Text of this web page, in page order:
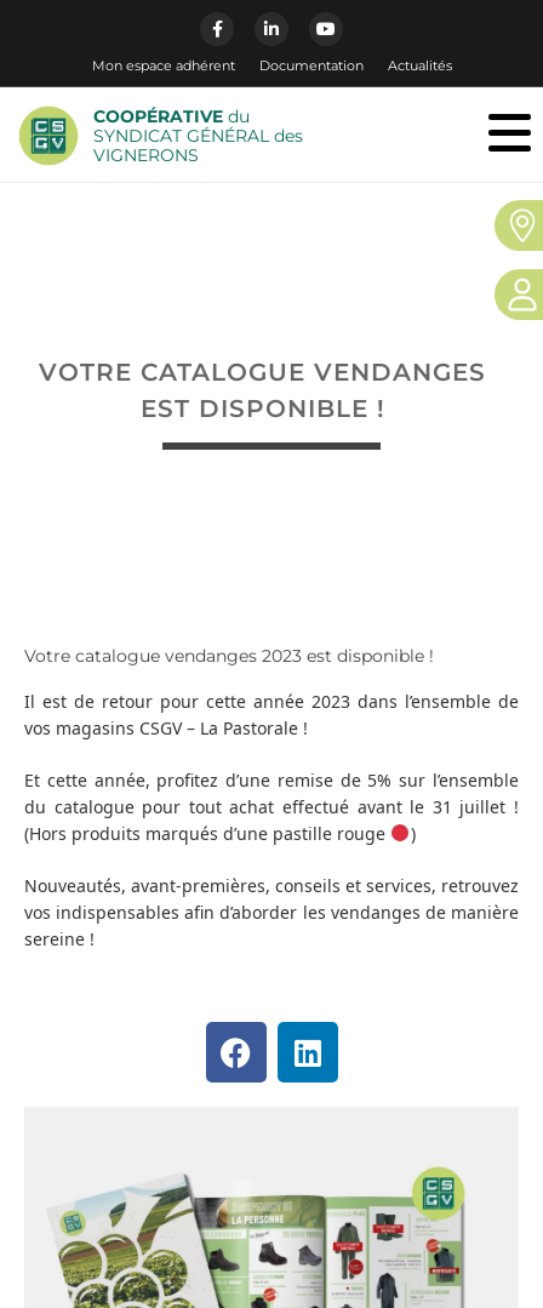
Mon espace adhérent Documentation Actualités
COOPÉRATIVE du
SYNDICAT GÉNÉRAL des
VIGNERONS
VOTRE CATALOGUE VENDANGES
EST DISPONIBLE !
Votre catalogue vendanges 2023 est disponible !
Il est de retour pour cette année 2023 dans l’ensemble de
vos magasins CSGV – La Pastorale !
Et cette année, profitez d’une remise de 5% sur l’ensemble
du catalogue pour tout achat effectué avant le 31 juillet !
(Hors produits marqués d’une pastille rouge
)
Nouveautés, avant-premières, conseils et services, retrouvez
vos indispensables afin d’aborder les vendanges de manière
sereine !